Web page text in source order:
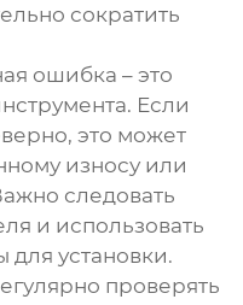
сократить
ошибка – это
Если
это может
износу или
следовать
и использовать
установки.
проверять